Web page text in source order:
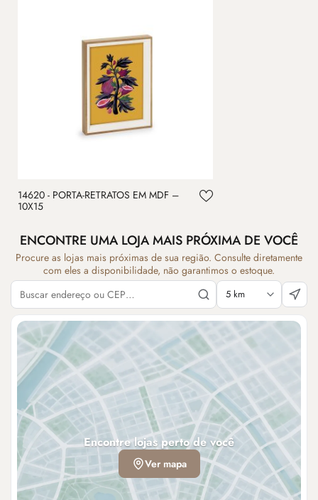
14620 - PORTA-RETRATOS EM MDF –
10X15
ENCONTRE UMA LOJA MAIS PRÓXIMA DE VOCÊ
Procure as lojas mais próximas de sua região. Consulte diretamente
com eles a disponibilidade, não garantimos o estoque.
Encontre lojas perto de você
Ver mapa